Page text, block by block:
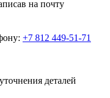
на почту
+7 812 449-51-71
деталей